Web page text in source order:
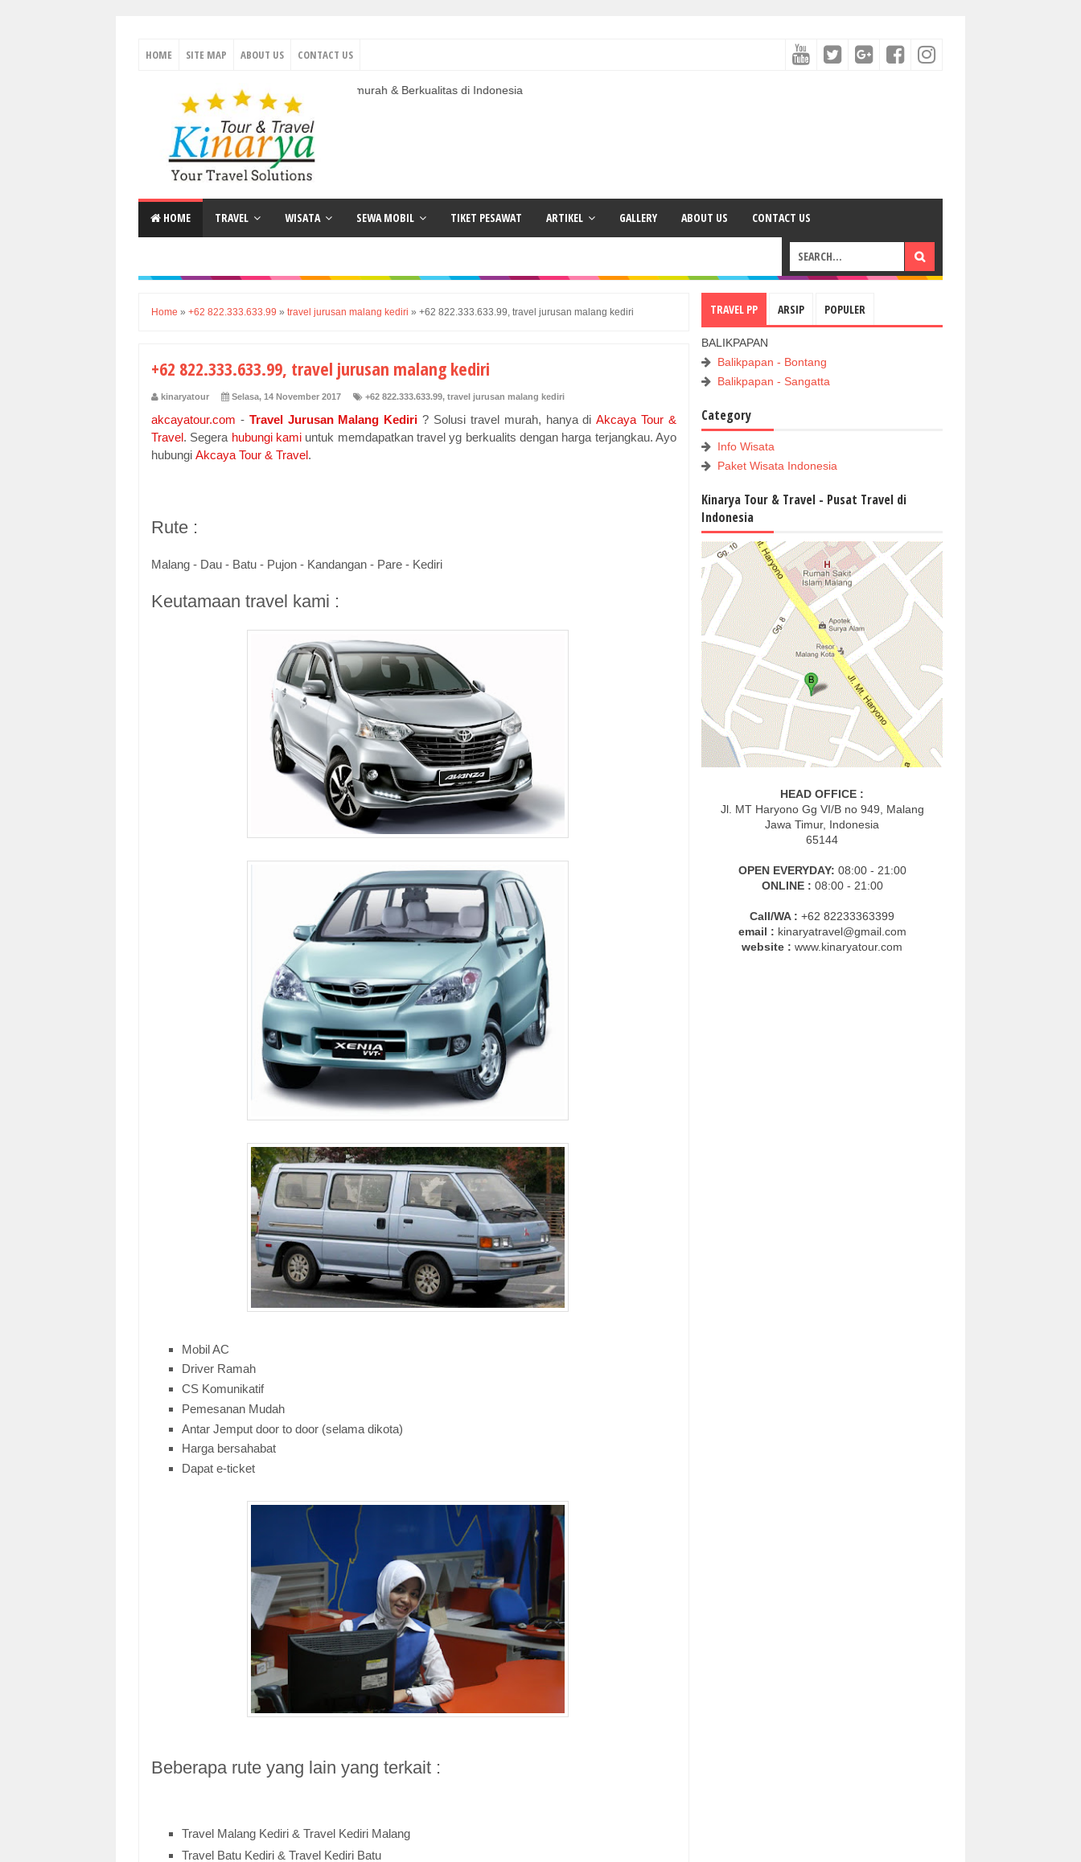
HOME SITE MAP ABOUT US CONTACT US
Indonesia Terlengkap & Termurah | Sewa Mobil termurah & Berkualitas di Indonesia
HOME TRAVEL WISATA SEWA MOBIL TIKET PESAWAT ARTIKEL GALLERY ABOUT US CONTACT US
Home » +62 822.333.633.99 » travel jurusan malang kediri » +62 822.333.633.99, travel jurusan malang kediri
+62 822.333.633.99, travel jurusan malang kediri
kinaryatour Selasa, 14 November 2017 +62 822.333.633.99, travel jurusan malang kediri
akcayatour.com - Travel Jurusan Malang Kediri ? Solusi travel murah, hanya diAkcaya Tour &
Travel. Segera hubungi kami untuk memdapatkan travel yg berkualits dengan harga terjangkau. Ayo
hubungi Akcaya Tour & Travel.
Rute :
Malang - Dau - Batu - Pujon - Kandangan - Pare - Kediri
Keutamaan travel kami :
Mobil AC
Driver Ramah
CS Komunikatif
Pemesanan Mudah
Antar Jemput door to door (selama dikota)
Harga bersahabat
Dapat e-ticket
Beberapa rute yang lain yang terkait :
Travel Malang Kediri & Travel Kediri Malang
Travel Batu Kediri & Travel Kediri Batu
TRAVEL PP ARSIP POPULER
BALIKPAPAN
Balikpapan - Bontang
Balikpapan - Sangatta
Category
Info Wisata
Paket Wisata Indonesia
Kinarya Tour & Travel - Pusat Travel di
Indonesia
HEAD OFFICE :
Jl. MT Haryono Gg VI/B no 949, Malang
Jawa Timur, Indonesia
65144
OPEN EVERYDAY: 08:00 - 21:00
ONLINE : 08:00 - 21:00
Call/WA : +62 82233363399
email : kinaryatravel@gmail.com
website : www.kinaryatour.com